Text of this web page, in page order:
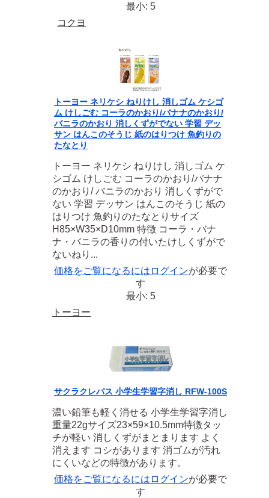
最小: 5
コクヨ
トーヨー ネリケシ ねりけし 消しゴム ケシゴ
ム けしごむ コーラのかおり/バナナのかおり/
バニラのかおり 消しくずがでない 学習 デッ
サン はんこのそうじ 紙のはりつけ 魚釣りの
たなとり
トーヨー ネリケシ ねりけし 消しゴム ケ
シゴム けしごむ コーラのかおり/バナナ
のかおり/ バニラのかおり 消しくずがで
ない 学習 デッサン はんこのそうじ 紙の
はりつけ 魚釣りのたなとりサイズ
H85×W35×D10mm 特徴 コーラ・バナ
ナ・バニラの香りの付いたけしくずがで
ないねり...
価格をご覧になるには ログインが必要で
す
最小: 5
トーヨー
サクラクレパス 小学生学習字消し RFW-100S
濃い鉛筆も軽く消せる 小学生学習字消し
重量22gサイズ23×59×10.5mm特徴タッ
チが軽い 消しくずがまとまります よく
消えます コシがあります 消ゴムが汚れ
にくいなどの特徴があります。
価格をご覧になるには ログインが必要で
す